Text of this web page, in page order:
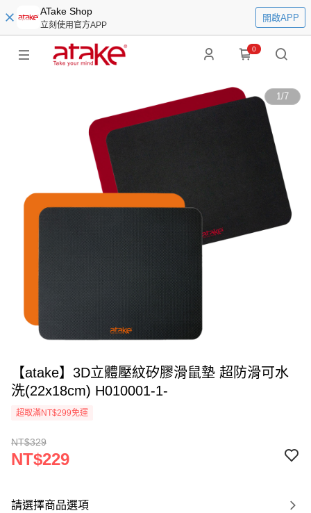
ATake Shop
立刻使用官方APP
開啟APP
0
1/7
【atake】3D立體壓紋矽膠滑鼠墊 超防滑可水
洗(22x18cm) H010001-1-
超取滿NT$299免運
NT$329
NT$229
請選擇商品選項